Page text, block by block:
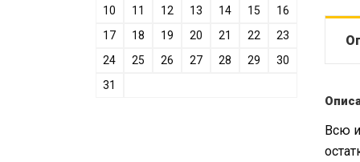
Всю
10
11 12 13 14 15
16
17
18 19 20 21 22
23
24
25 26 27 28 29
30
31